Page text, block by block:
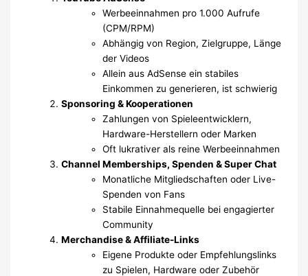
Werbeeinnahmen pro 1.000 Aufrufe
(CPM/RPM)
Abhängig von Region, Zielgruppe, Länge
der Videos
Allein aus AdSense ein stabiles
Einkommen zu generieren, ist schwierig
Sponsoring & Kooperationen
Zahlungen von Spieleentwicklern,
Hardware-Herstellern oder Marken
Oft lukrativer als reine Werbeeinnahmen
Channel Memberships, Spenden & Super Chat
Monatliche Mitgliedschaften oder Live-
Spenden von Fans
Stabile Einnahmequelle bei engagierter
Community
Merchandise & Affiliate-Links
Eigene Produkte oder Empfehlungslinks
zu Spielen, Hardware oder Zubehör